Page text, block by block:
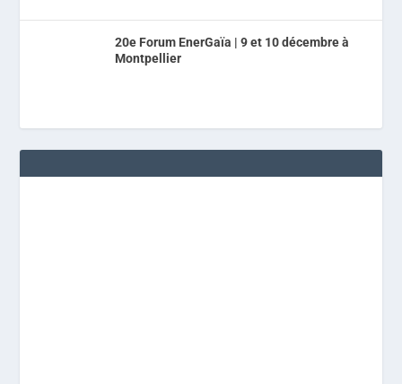
20e Forum EnerGaïa | 9 et 10 décembre à
Montpellier